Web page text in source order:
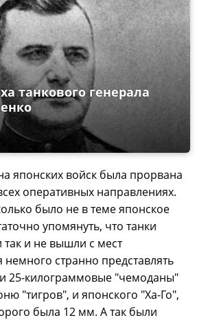
танкового генерала
японских войск была прорвана
оперативных направлениях.
было не в теме японское
упомянуть, что танки
и не вышли с мест
немного странно представлять
25-килограммовые "чемоданы"
"тигров", и японского "Ха-Го",
была 12 мм. А так были